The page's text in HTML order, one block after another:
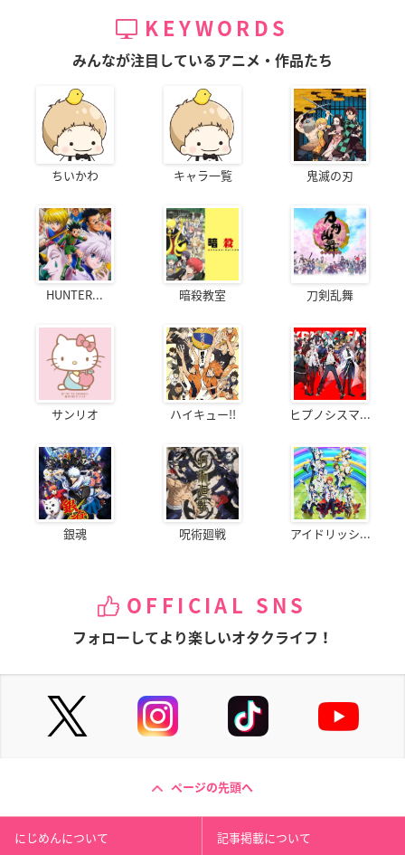
KEYWORDS
みんなが注目しているアニメ・作品たち
ちいかわ キャラ一覧 鬼滅の刃
HUNTER... 暗殺教室 刀剣乱舞
サンリオ ハイキュー!! ヒプノシスマ...
銀魂 呪術廻戦 アイドリッシ...
OFFICIAL SNS
フォローしてより楽しいオタクライフ！
ページの先頭へ
にじめんについて 記事掲載について